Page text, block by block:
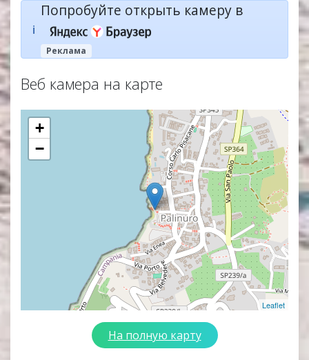
ℹ️
Попробуйте открыть камеру в
Реклама
Веб камера на карте
+
−
Leaflet
На полную карту